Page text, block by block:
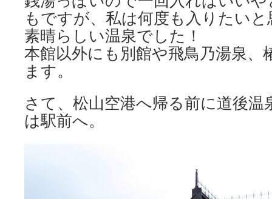
もですが、私は何度も入りたい
素晴らしい温泉でした！
本館以外にも別館や飛鳥乃湯泉、
ます。
さて、松山空港へ帰る前に道後
は駅前へ。